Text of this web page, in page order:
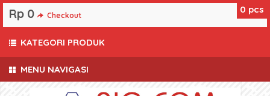
MENU NAVIGASI
0 pcs
Rp 0 Checkout
KATEGORI PRODUK